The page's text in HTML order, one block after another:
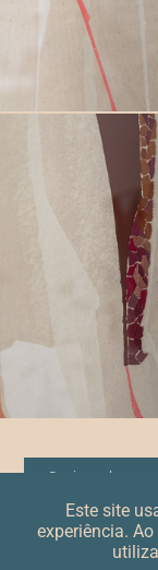
Se tiver alguma
Este site
experiência.